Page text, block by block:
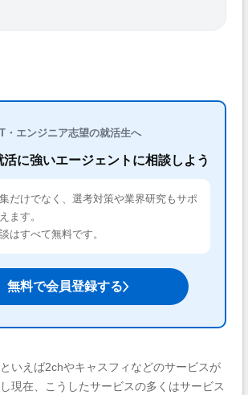
・エンジニア志望の就活生へ
に強いエージェントに相談しよう
だけでなく、選考対策や業界研究もサポ
ます。
はすべて無料です。
無料で会員登録する
いえば2chやキャスフィなどのサービスが
現在、こうしたサービスの多くはサービス